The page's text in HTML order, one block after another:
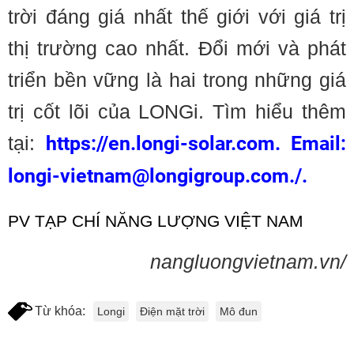
trời đáng giá nhất thế giới với giá trị
thị trường cao nhất. Đổi mới và phát
triển bền vững là hai trong những giá
trị cốt lõi của LONGi. Tìm hiểu thêm
tại:
https://en.longi-solar.com. Email:
longi-vietnam@longigroup.com./.
PV TẠP CHÍ NĂNG LƯỢNG VIỆT NAM
nangluongvietnam.vn/
Từ khóa: Longi Điện mặt trời Mô đun